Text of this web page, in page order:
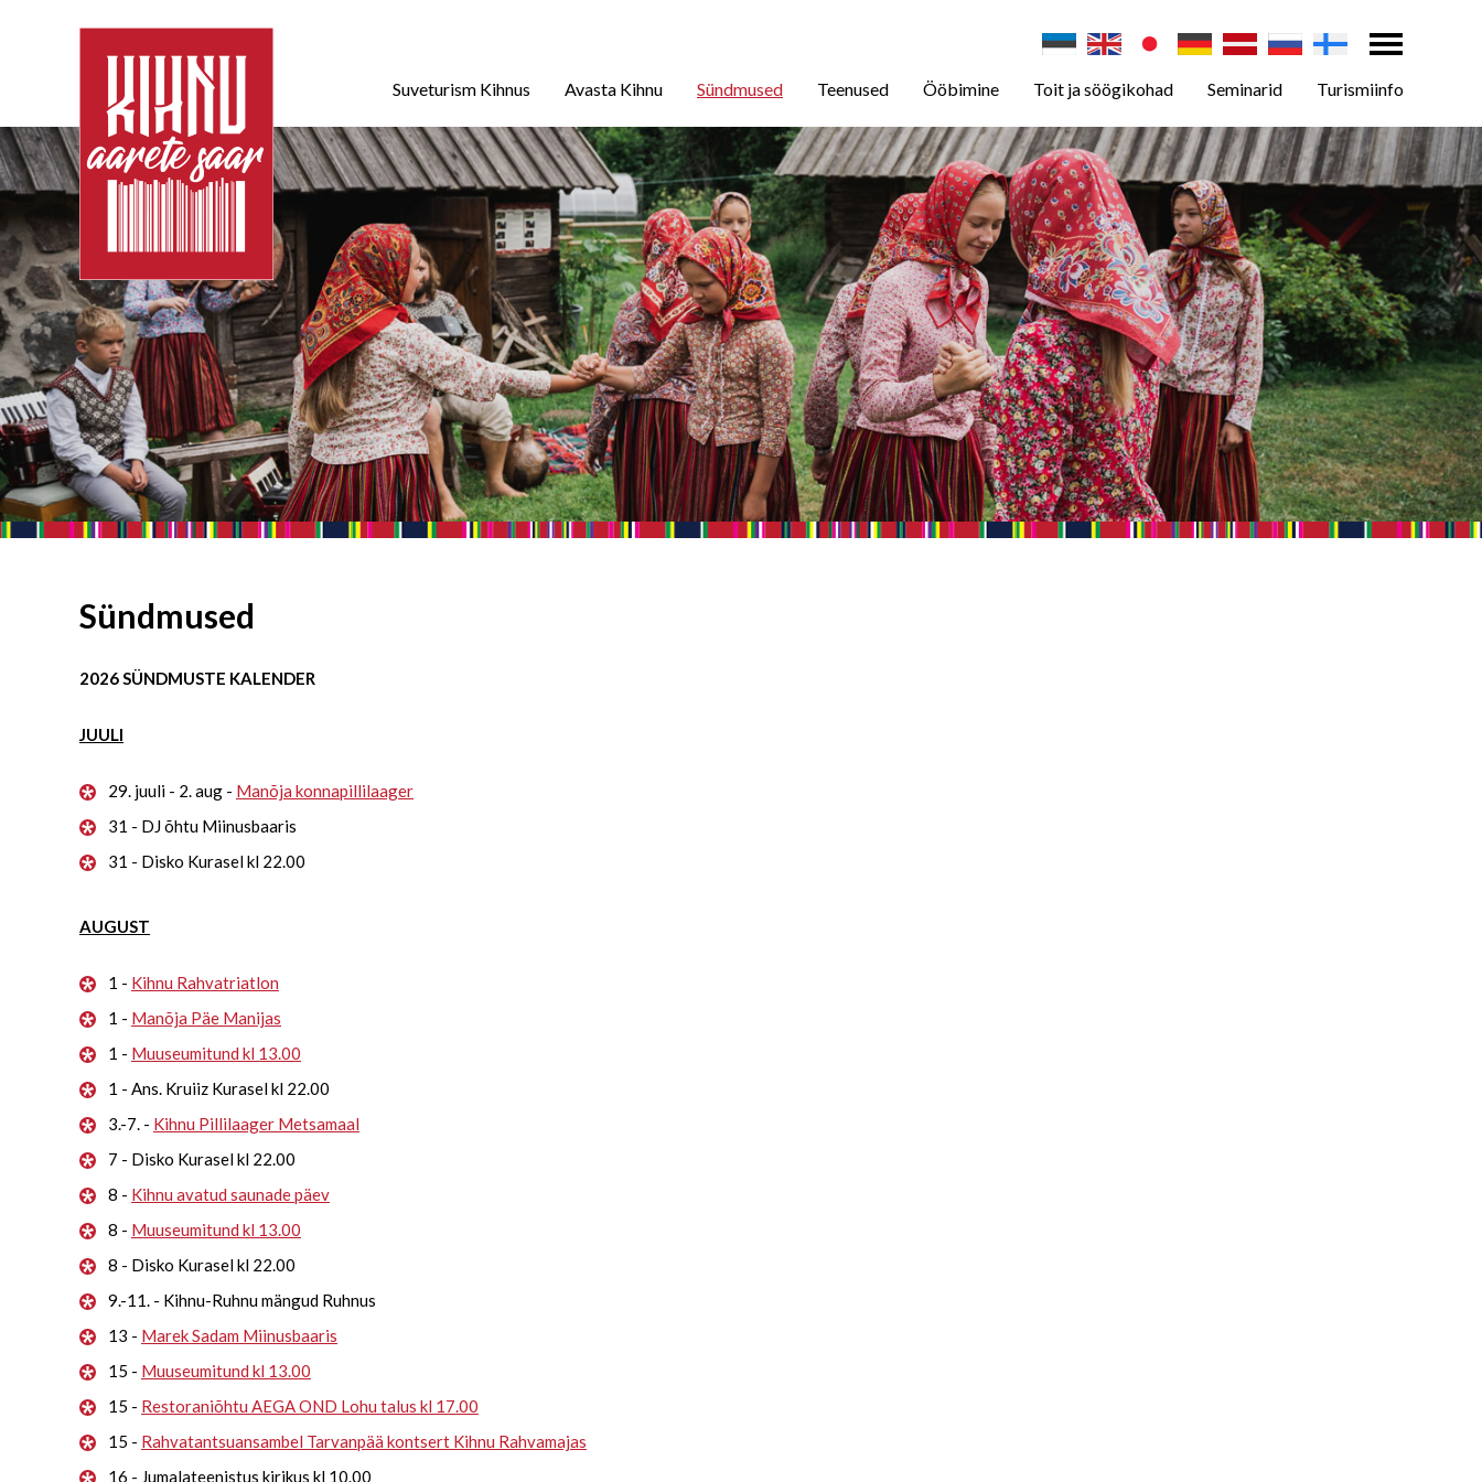
Suveturism Kihnus Avasta Kihnu Sündmused Teenused Ööbimine Toit ja söögikohad Seminarid Turismiinfo
Sündmused
2026 SÜNDMUSTE KALENDER
JUULI
29. juuli - 2. aug - Manõja konnapillilaager
31 - DJ õhtu Miinusbaaris
31 - Disko Kurasel kl 22.00
AUGUST
1 - Kihnu Rahvatriatlon
1 - Manõja Päe Manijas
1 - Muuseumitund kl 13.00
1 - Ans. Kruiiz Kurasel kl 22.00
3.-7. - Kihnu Pillilaager Metsamaal
7 - Disko Kurasel kl 22.00
8 - Kihnu avatud saunade päev
8 - Muuseumitund kl 13.00
8 - Disko Kurasel kl 22.00
9.-11. - Kihnu-Ruhnu mängud Ruhnus
13 - Marek Sadam Miinusbaaris
15 - Muuseumitund kl 13.00
15 - Restoraniõhtu AEGA OND Lohu talus kl 17.00
15 - Rahvatantsuansambel Tarvanpää kontsert Kihnu Rahvamajas
16 - Jumalateenistus kirikus kl 10.00